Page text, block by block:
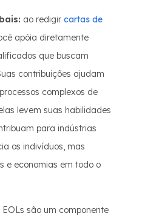
ao redigir cartas de
apóia diretamente
que buscam
contribuições ajudam
complexos de
levem suas habilidades
para indústrias
os indivíduos, mas
e economias em todo o
EOLs são um componente